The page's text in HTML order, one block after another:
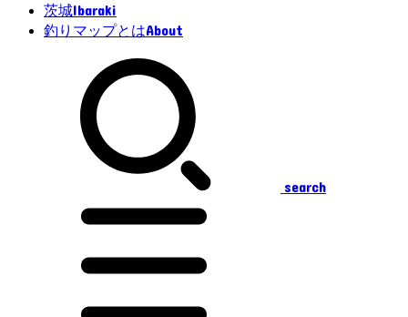
茨城Ibaraki
釣りマップとはAbout
search